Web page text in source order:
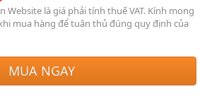
Website là giá phải tính thuế VAT. Kính mong
mua hàng để tuân thủ đúng quy định của
MUA NGAY